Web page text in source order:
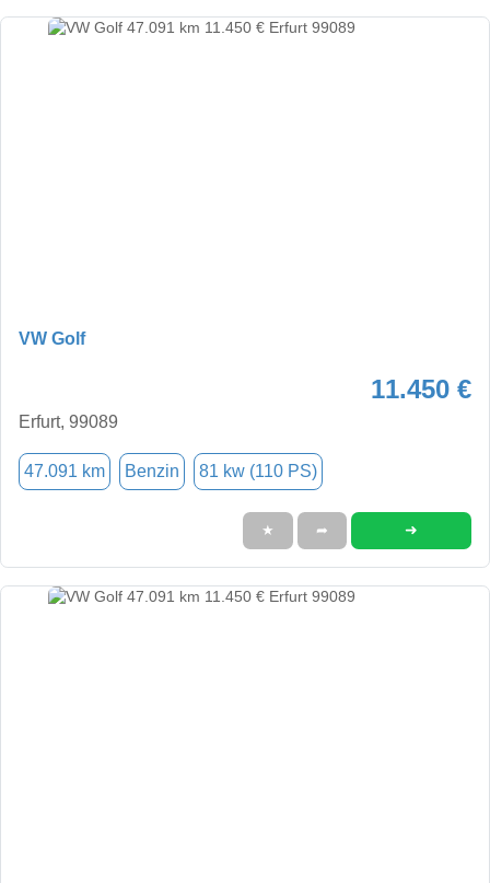
VW Golf
11.450 €
Erfurt, 99089
47.091 km Benzin 81 kw (110 PS)
★ ➦ ➜